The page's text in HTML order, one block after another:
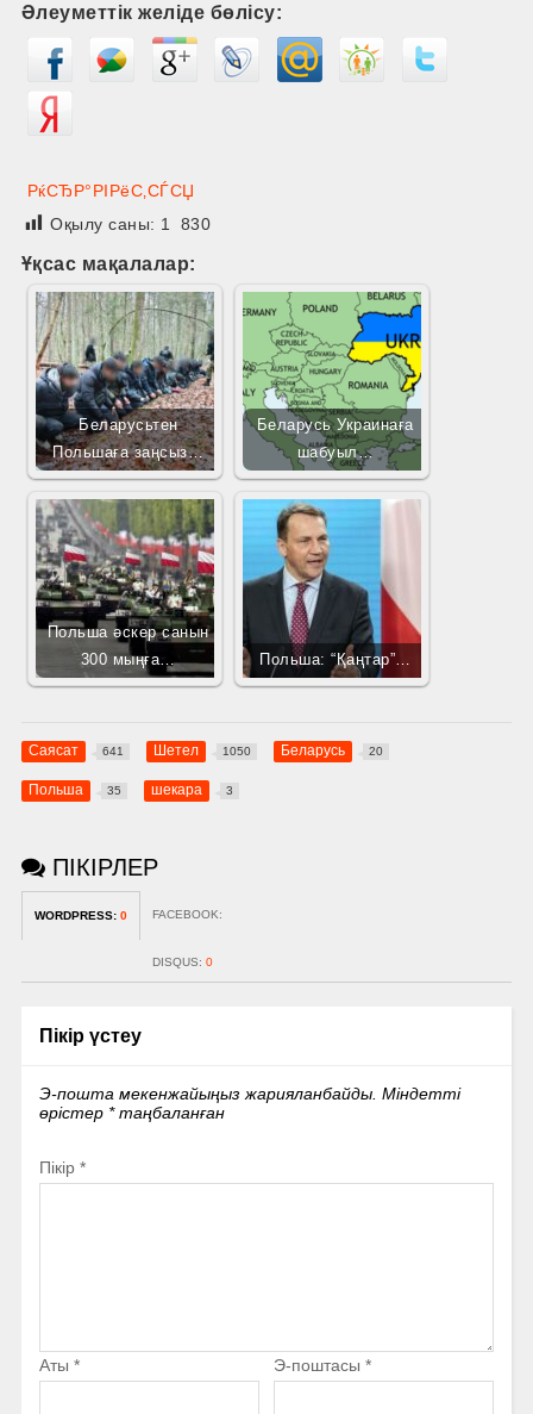
Әлеуметтік желіде бөлісу:
РќСЂР°РІРёС‚СЃСЏ
Оқылу саны: 1 830
Ұқсас мақалалар:
Беларусьтен
Польшаға заңсыз…
Беларусь Украинаға
шабуыл…
Польша әскер санын
300 мыңға…
Польша: “Қаңтар”…
Саясат 641 Шетел 1050 Беларусь 20
Польша 35 шекара 3
ПІКІРЛЕР
WORDPRESS: 0 FACEBOOK:
DISQUS: 0
Пікір үстеу
Э-пошта мекенжайыңыз жарияланбайды. Міндетті
өрістер *таңбаланған
Пікір *
Аты * Э-поштасы *